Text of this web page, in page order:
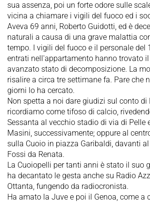
sua assenza, poi un forte odore sulle
vicina a chiamare i vigili del fuoco ed i
Aveva 69 anni, Roberto Guidotti, ed è
naturali a causa di una grave malattia
tempo. I vigili del fuoco e il personale del
entrati nell'appartamento hanno trovato il
avanzato stato di decomposizione. La
risalire a circa tre settimane fa. Pare che
giorni lo ha cercato.
Non spetta a noi dare giudizi sul conto di
ricordiamo come tifoso di calcio,
Sessanta al vecchio stadio di via di Pelle
Masini, successivamente; oppure al
sulla Cuoio in piazza Garibaldi, davanti al
Fossi da Renata.
La Cuoiopelli per tanti anni è stato il suo
ha decantato le gesta anche su Radio
Ottanta, fungendo da radiocronista.
Ha amato la Juve e poi il Genoa, come a